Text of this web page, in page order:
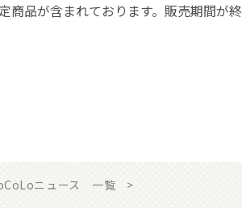
品が含まれております。販売期間が
ニュース 一覧